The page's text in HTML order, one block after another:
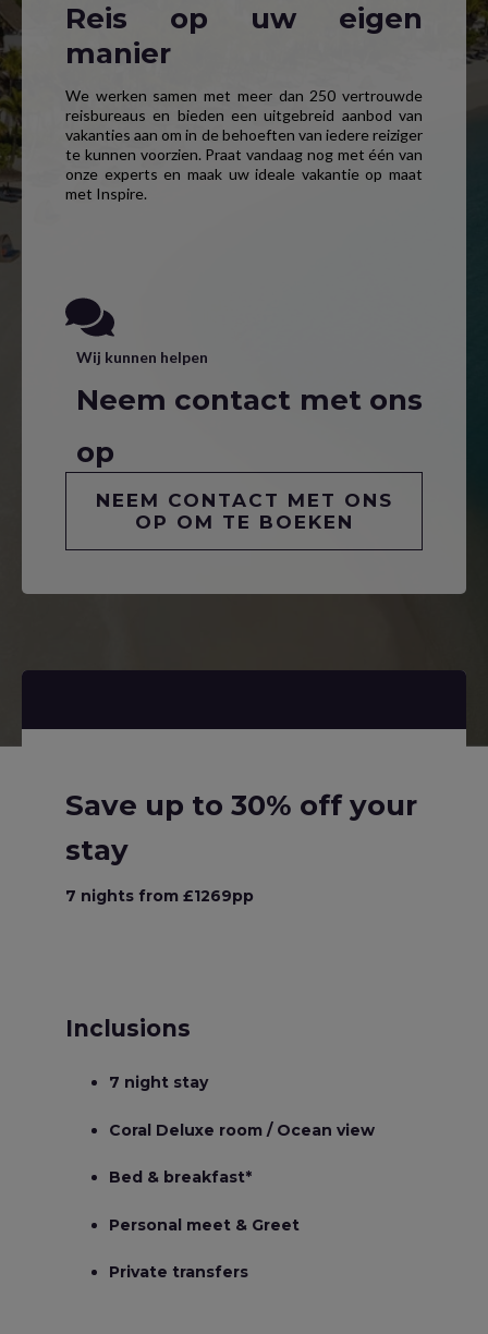
Reis op uw eigen
manier
We werken samen met meer dan 250 vertrouwde
reisbureaus en bieden een uitgebreid aanbod van
vakanties aan om in de behoeften van iedere reiziger
te kunnen voorzien. Praat vandaag nog met één van
onze experts en maak uw ideale vakantie op maat
met Inspire.
Wij kunnen helpen
Neem contact met ons
op
NEEM CONTACT MET ONS
OP OM TE BOEKEN
Save up to 30% off your
stay
7 nights from £1269pp
Inclusions
7 night stay
Coral Deluxe room / Ocean view
Bed & breakfast*
Personal meet & Greet
Private transfers